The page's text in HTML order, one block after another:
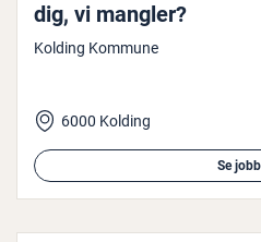
dig, vi mangler?
Kolding Kommune
6000 Kolding
Se